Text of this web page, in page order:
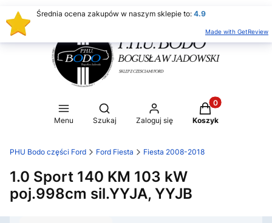
Menu
Otwórz wyszukiwarkę
Szukaj Zaloguj się
Produkty w
Koszyk
PHU Bodo części Ford Ford Fiesta Fiesta 2008-2018
1.0 Sport 140 KM 103 kW
poj.998cm sil.YYJA, YYJB
Średnia ocena zakupów w naszym sklepie to: 4.9
Made with GetReview